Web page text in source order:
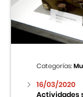
Categorías:
16/03/2020
Actividades